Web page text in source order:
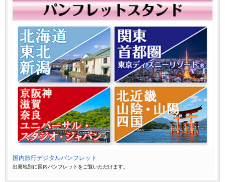
国内旅行デジタルパンフレット
出発地別に国内パンフレットをご覧いただけます。